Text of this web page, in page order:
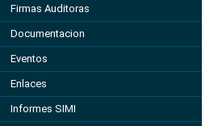
Firmas Auditoras
Documentacion
Eventos
Enlaces
Informes SIMI